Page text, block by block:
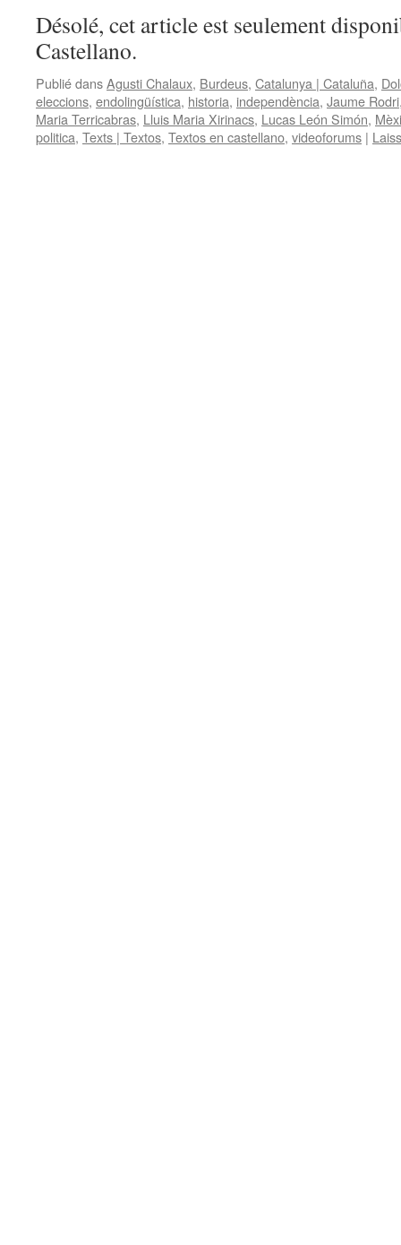
Désolé, cet article est seulement
Castellano.
Publié dansAgusti Chalaux, Burdeus, Catalunya | Cataluña,
eleccions, endolingüística, historia, independència, Jaume Rodri
Maria Terricabras, Lluis Maria Xirinacs, Lucas León Simón,
politica, Texts | Textos, Textos en castellano, videoforums |